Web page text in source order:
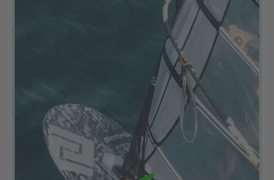
Warum gibt es solche Unterscheide. Ich spüre eine um
1 cm andere Position beim Mastfuß gefühlt extrem.